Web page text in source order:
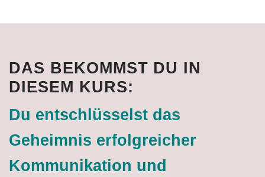
DAS BEKOMMST DU IN
DIESEM KURS:
Du entschlüsselst das
Geheimnis erfolgreicher
Kommunikation und